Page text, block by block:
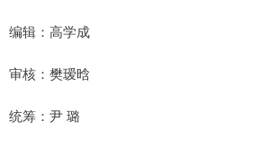
编辑：高学成
审核：樊瑷晗
统筹：尹 璐